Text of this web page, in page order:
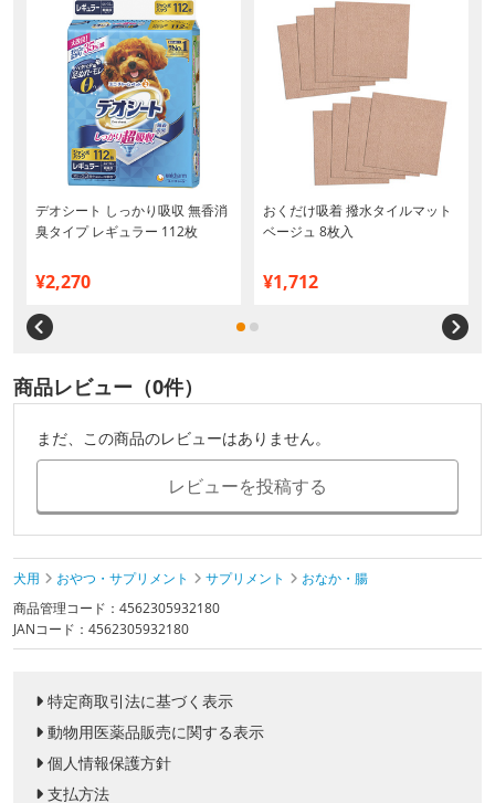
デオシート しっかり吸収 無香消
臭タイプ レギュラー 112枚
¥2,270
おくだけ吸着 撥水タイルマット
ベージュ 8枚入
¥1,712
商品レビュー（0件）
まだ、この商品のレビューはありません。
レビューを投稿する
犬用 おやつ・サプリメント サプリメント
おなか・腸
商品管理コード：4562305932180
JANコード：4562305932180
特定商取引法に基づく表示
動物用医薬品販売に関する表示
個人情報保護方針
支払方法